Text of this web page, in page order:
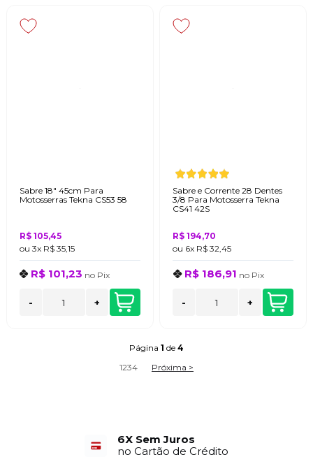
Sabre 18" 45cm Para
Motosserras Tekna CS53 58
R$ 105,45
ou 3x R$ 35,15
R$ 101,23 no Pix
- +
Sabre e Corrente 28 Dentes
3/8 Para Motosserra Tekna
CS41 42S
R$ 194,70
ou 6x R$ 32,45
R$ 186,91 no Pix
- +
Página 1 de 4
1234 Próxima >
6X Sem Juros
no Cartão de Crédito